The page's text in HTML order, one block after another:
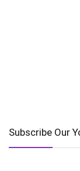
Subscribe Our